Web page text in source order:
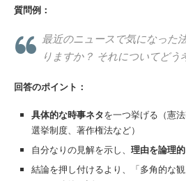
質問例：
最近のニュースで気になった
りますか？ それについてどう
回答のポイント：
具体的な時事ネタを一つ挙げる（憲
選挙制度、著作権法など）
自分なりの見解を示し、 理由を論理
結論を押し付けるより、「多角的な